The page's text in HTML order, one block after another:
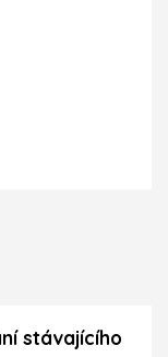
stávajícího